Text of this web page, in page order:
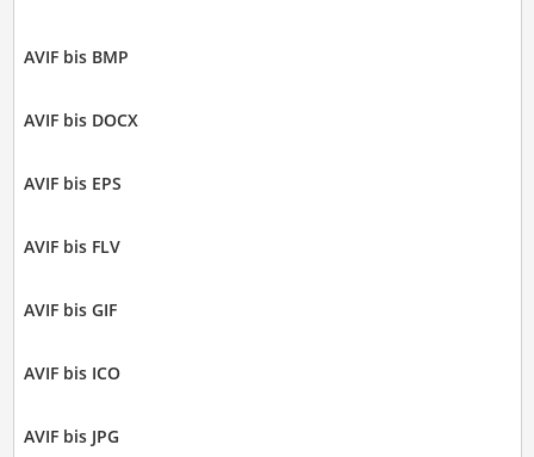
AVIF bis BMP
AVIF bis DOCX
AVIF bis EPS
AVIF bis FLV
AVIF bis GIF
AVIF bis ICO
AVIF bis JPG